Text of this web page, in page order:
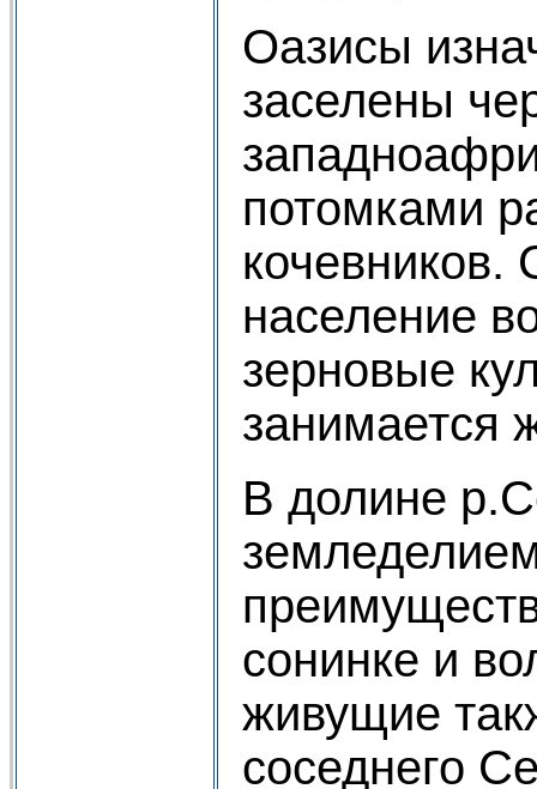
Оазисы
заселены
потомками
кочевников.
население
зерновые
занимается
В долине
сонинке и
живущие
соседнего